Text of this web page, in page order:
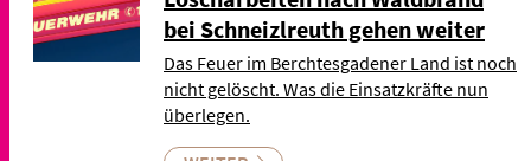
bei Schneizlreuth gehen weiter
Das Feuer im Berchtesgadener Land ist noch
nicht gelöscht. Was die Einsatzkräfte nun
überlegen.